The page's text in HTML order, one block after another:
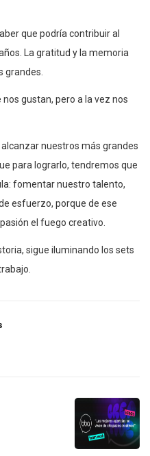
que podría contribuir al
La gratitud y la memoria
grandes.
gustan, pero a la vez nos
nuestros más grandes
para lograrlo, tendremos que
fomentar nuestro talento,
esfuerzo, porque de ese
el fuego creativo.
sigue iluminando los sets